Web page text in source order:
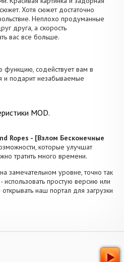
Хотя сюжет достаточно
Неплохо продуманные
друга, а скорость
вас все больше.
функцию, содействует вам в
и подарит незабываемые
MOD.
Ropes - [Взлом Бесконечные
которые улучшат
тратить много времени.
замечательном уровне, точно так
простую версию или
наш портал для загрузки